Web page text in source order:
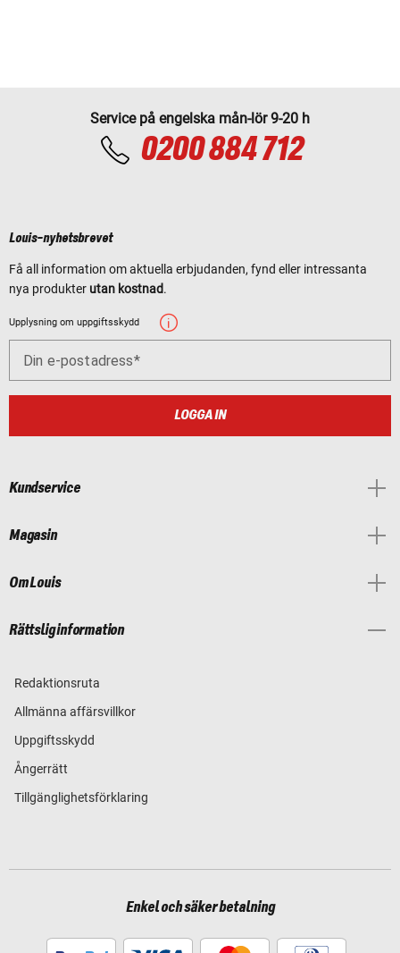
Service på engelska mån-lör 9-20 h
0200 884 712
Louis-nyhetsbrevet
Få all information om aktuella erbjudanden, fynd eller intressanta
nya produkter utan kostnad.
Upplysning om uppgiftsskydd
Din e-postadress
LOGGA IN
Kundservice
Magasin
Om Louis
Rättslig information
Redaktionsruta
Allmänna affärsvillkor
Uppgiftsskydd
Ångerrätt
Tillgänglighetsförklaring
Enkel och säker betalning